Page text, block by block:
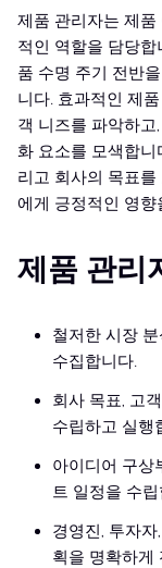
제품 관리자는 제
적인 역할을 담당
품 수명 주기 전반
니다. 효과적인 제
객 니즈를 파악하
화 요소를 모색합니
리고 회사의 목표
에게 긍정적인 영
제품 관리
철저한 시장
수집합니다.
회사 목표, 고
수립하고 실행
아이디어 구상
트 일정을 수
경영진, 투자
획을 명확하게